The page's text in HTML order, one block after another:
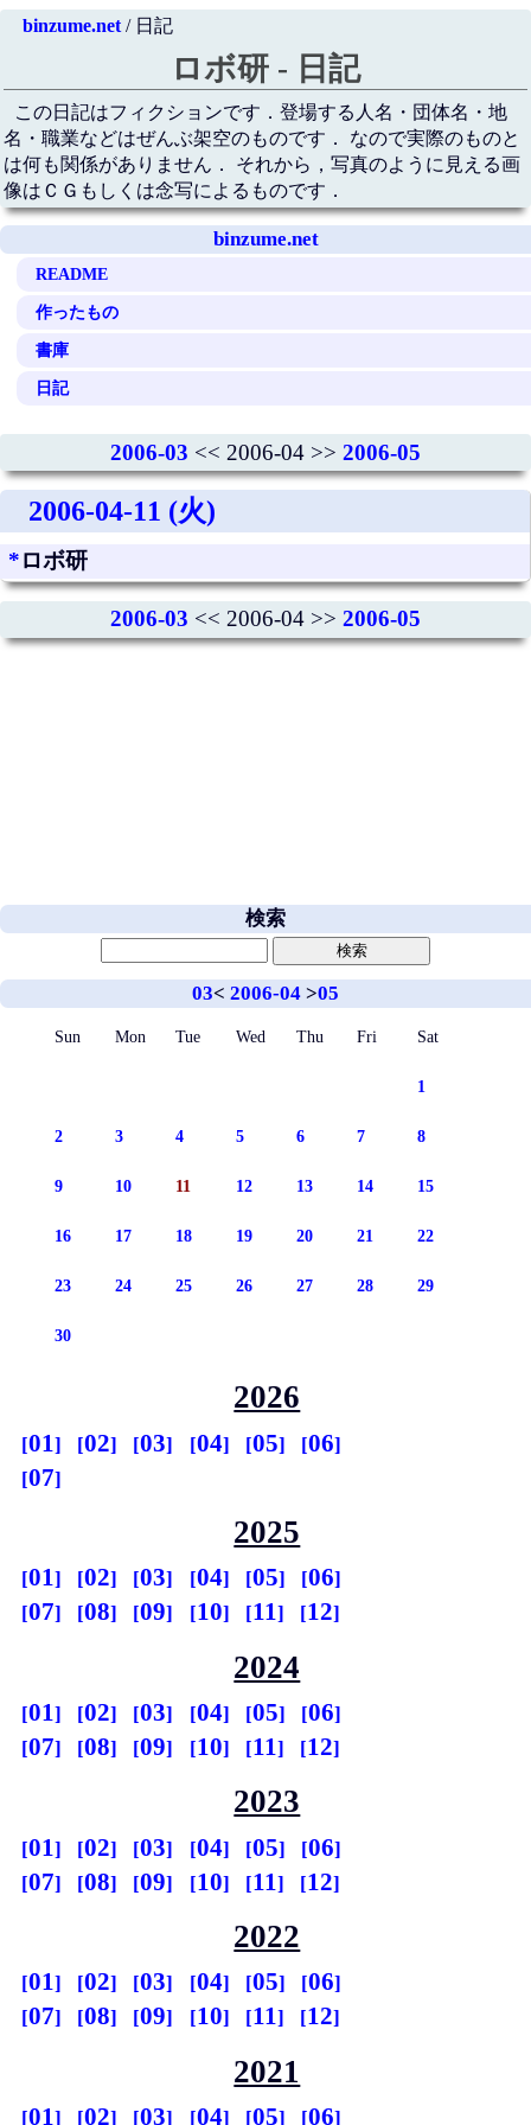
binzume.net/ 日記
ロボ研 - 日記
この日記はフィクションです．登場する人名・団体名・地
名・職業などはぜんぶ架空のものです． なので実際のものと
は何も関係がありません． それから，写真のように見える画
像はＣＧもしくは念写によるものです．
binzume.net
README
作ったもの
書庫
日記
2006-03 << 2006-04 >> 2006-05
2006-04-11 (火)
*ロボ研
2006-03 << 2006-04 >> 2006-05
検索
03< 2006-04 >05
Sun Mon Tue Wed Thu Fri Sat
1
2 3 4 5 6 7 8
9 10 11 12 13 14 15
16 17 18 19 20 21 22
23 24 25 26 27 28 29
30
2026
01 02 03 04 05
06
07
2025
01 02 03 04 05
06
07
08 09 10 11 12
2024
01 02 03 04 05
06
07
08 09 10 11 12
2023
01 02 03 04 05
06
07
08 09 10 11 12
2022
01 02 03 04 05
06
07
08 09 10 11 12
2021
01 02 03 04 05 06